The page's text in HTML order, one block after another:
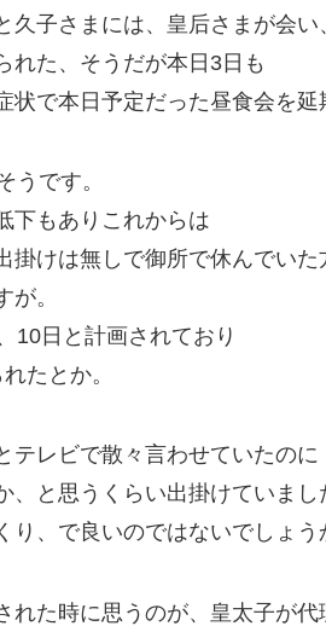
子さまには、皇后さまが会い
れた、そうだが本日3日も
で本日予定だった昼食会を延
うです。
下もありこれからは
掛けは無しで御所で休んでいた
。
10日と計画されており
たとか。
テレビで散々言わせていたのに
と思うくらい出掛けていまし
、で良いのではないでしょう
れた時に思うのが、皇太子が代